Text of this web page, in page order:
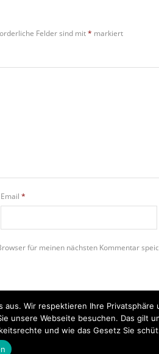
Felder sind mit* markiert
Email *
für meinen nächsten Kommentar
Über uns Bilder
Kontakt
Wir respektieren Ihre
Webseite besuchen. Das gilt
und wie das Gesetz Sie